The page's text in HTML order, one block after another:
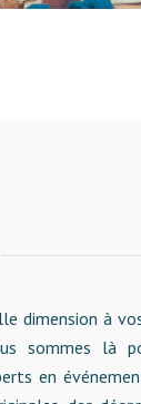
dimension à
sommes là
en